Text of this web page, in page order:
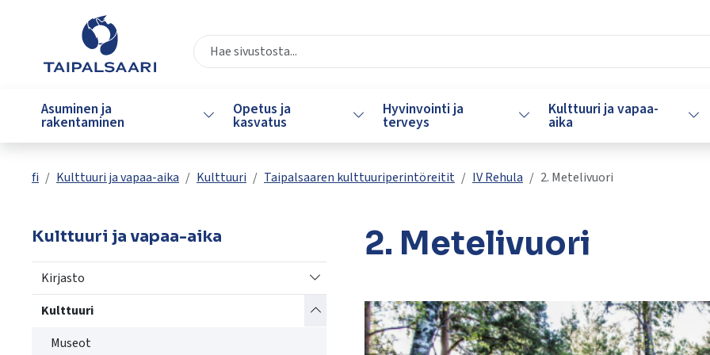
Siirry pääsisältöön
oleva
ja
valittuun
painamalla
Asuminen ja
rakentaminen Vaihda alasvetovalikkoa
Opetus ja
kasvatus Vaihda alasvetovalikkoa
Hyvinvointi ja
terveys Vaihda alasvetovalikkoa
Kulttuuri ja vapaa-
aika
fi Kulttuuri ja vapaa-aika Kulttuuri Taipalsaaren kulttuuriperintöreitit IV Rehula 2. Metelivuori
Kulttuuri ja vapaa-aika
Kirjasto
Vaihda alasvetovalikkoa
Kulttuuri
Vaihda alasvetovalikkoa
Museot
2. Metelivuori